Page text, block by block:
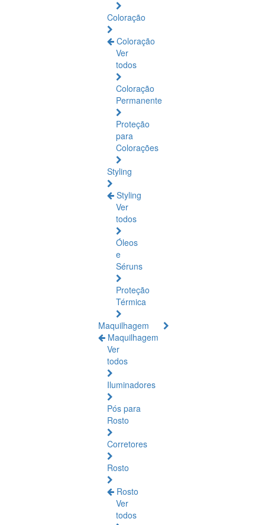
Coloração
Coloração
Ver
todos
Coloração
Permanente
Proteção
para
Colorações
Styling
Styling
Ver
todos
Óleos
e
Séruns
Proteção
Térmica
Maquilhagem
Maquilhagem
Ver
todos
Iluminadores
Pós para
Rosto
Corretores
Rosto
Rosto
Ver
todos